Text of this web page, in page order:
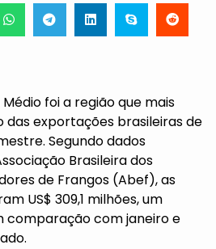
foi a região que mais
exportações brasileiras de
Segundo dados
Brasileira dos
de Frangos (Abef), as
US$ 309,1 milhões, um
comparação com janeiro e